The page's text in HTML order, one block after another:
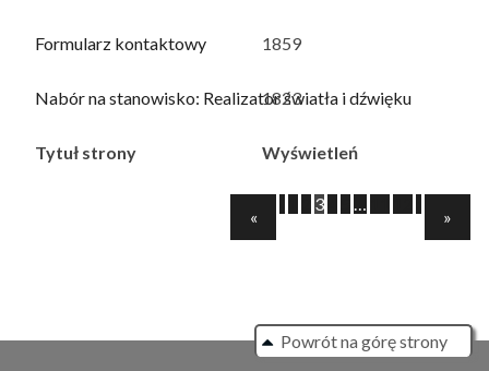
Tytuł strony Wyświetleń
Formularz kontaktowy 1859
Nabór na stanowisko: Realizator światła i dźwięku
1823
«Previous
3
»
Powrót na górę strony